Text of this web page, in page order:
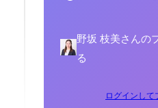
野坂 枝美さんの
る
ログインして